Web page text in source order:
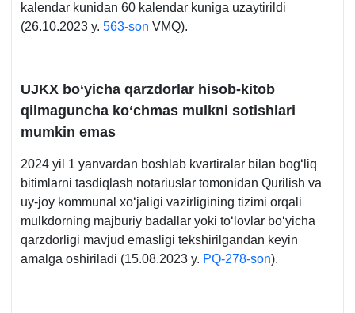
kalendar kunidan 60 kalendar kuniga uzaytirildi
(26.10.2023 y. 563-son VMQ).
UJKX boʻyicha qarzdorlar hisob-kitob
qilmaguncha koʻchmas mulkni sotishlari
mumkin emas
2024 yil 1 yanvardan boshlab kvartiralar bilan bogʻliq
bitimlarni tasdiqlash notariuslar tomonidan Qurilish va
uy-joy kommunal хoʻjaligi vazirligining tizimi orqali
mulkdorning majburiy badallar yoki toʻlovlar boʻyicha
qarzdorligi mavjud emasligi tekshirilgandan keyin
amalga oshiriladi (15.08.2023 y. PQ-278-son).